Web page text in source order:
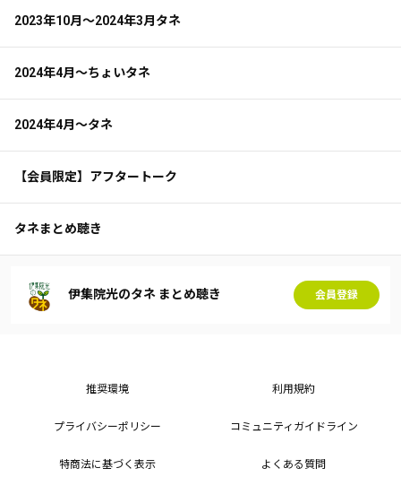
2023年10月～2024年3月タネ
2024年4月～ちょいタネ
2024年4月～タネ
【会員限定】アフタートーク
タネまとめ聴き
伊集院光のタネ まとめ聴き 会員登録
推奨環境 利用規約
プライバシーポリシー コミュニティガイドライン
特商法に基づく表示 よくある質問